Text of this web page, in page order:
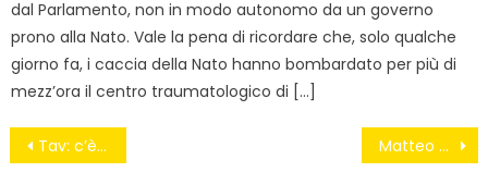
dal Parlamento, non in modo autonomo da un governo
prono alla Nato. Vale la pena di ricordare che, solo qualche
giorno fa, i caccia della Nato hanno bombardato per più di
mezz’ora il centro traumatologico di […]
Navigazione
Tav: c’è un’opera in Italia… Matteo a cinque cerchi. Gareggio, dunque sono